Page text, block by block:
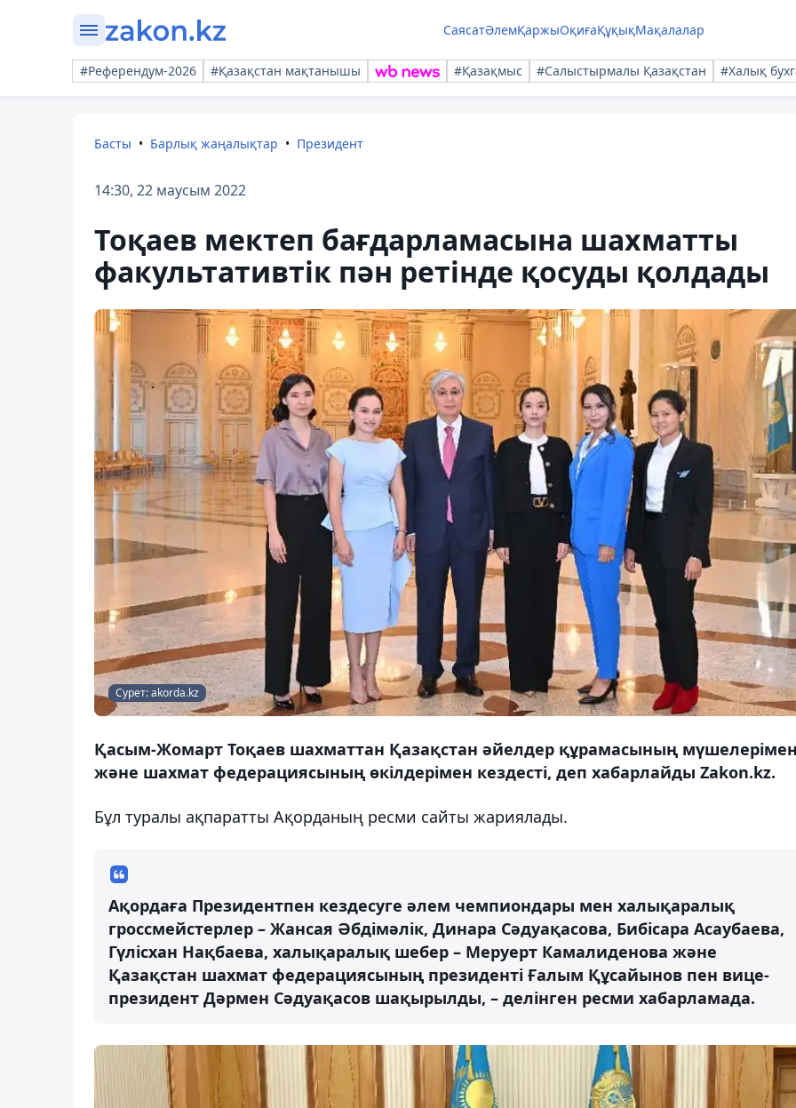
СаясатӘлемҚаржыОқиғаҚұқықМақалалар
#Референдум-2026 #Қазақстан мақтанышы #Қазақмыс #Салыстырмалы Қазақстан #Халық
Басты Барлық жаңалықтар Президент
14:30, 22 маусым 2022
Тоқаев мектеп бағдарламасына шахматты
факультативтік пән ретінде қосуды қолдады
Сурет: akorda.kz
Қасым-Жомарт Тоқаев шахматтан Қазақстан әйелдер құрамасының
және шахмат федерациясының өкілдерімен кездесті, деп хабарлайды Zakon.kz.
Бұл туралы ақпаратты Ақорданың ресми сайты жариялады.
Ақордаға Президентпен кездесуге әлем чемпиондары мен халықаралық
гроссмейстерлер – Жансая Әбдімәлік, Динара Сәдуақасова, Бибісара Асаубаева,
Гүлісхан Нақбаева, халықаралық шебер – Меруерт Камалиденова және
Қазақстан шахмат федерациясының президенті Ғалым Құсайынов пен вице-
президент Дәрмен Сәдуақасов шақырылды, – делінген ресми хабарламада.